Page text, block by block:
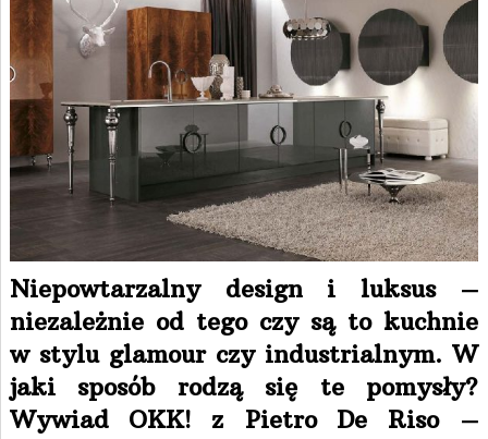
Niepowtarzalny design i luksus –
niezależnie od tego czy są to kuchnie
w stylu glamour czy industrialnym. W
jaki sposób rodzą się te pomysły?
Wywiad OKK! z Pietro De Riso –